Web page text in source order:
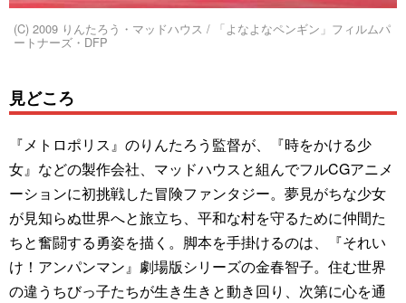
(C) 2009 りんたろう・マッドハウス / 「よなよなペンギン」フィルムパ
ートナーズ・DFP
見どころ
『メトロポリス』のりんたろう監督が、『時をかける少
女』などの製作会社、マッドハウスと組んでフルCGアニメ
ーションに初挑戦した冒険ファンタジー。夢見がちな少女
が見知らぬ世界へと旅立ち、平和な村を守るために仲間た
ちと奮闘する勇姿を描く。脚本を手掛けるのは、『それい
け！アンパンマン』劇場版シリーズの金春智子。住む世界
の違うちびっ子たちが生き生きと動き回り、次第に心を通